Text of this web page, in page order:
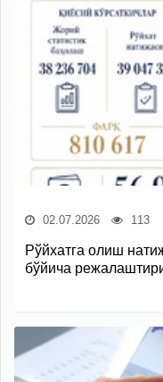
02.07.2026 113
Рўйхатга олиш
бўйича